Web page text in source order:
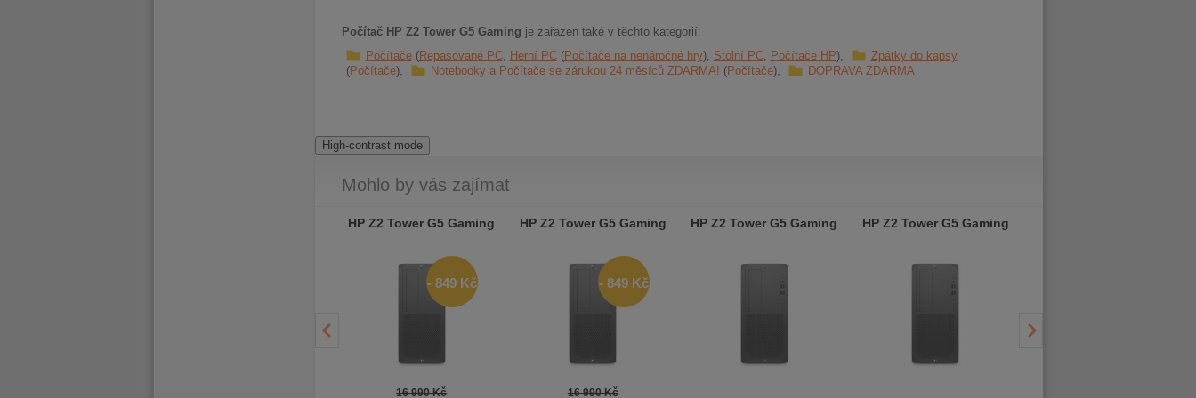
Počítač HP Z2 Tower G5 Gaming je zařazen také v těchto kategorií:
Počítače Repasované PC Herní PC Počítače na nenáročné hry Stolní PC Počítače HP
Zpátky do kapsy
Počítače
Notebooky a Počítače se zárukou 24 měsíců ZDARMA! Počítače DOPRAVA ZDARMA
High-contrast mode
Mohlo by vás zajímat
HP Z2 Tower G5 Gaming
- 849 Kč
16 990 Kč
HP Z2 Tower G5 Gaming
- 849 Kč
16 990 Kč
HP Z2 Tower G5 Gaming HP Z2 Tower G5 Gaming